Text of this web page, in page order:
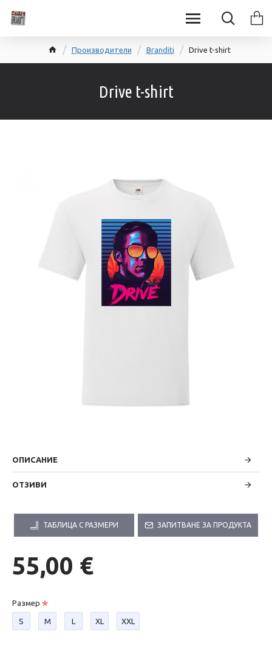
Производители Branditi Drive t-shirt
Drive t-shirt
ОПИСАНИЕ
ОТЗИВИ
ТАБЛИЦА С РАЗМЕРИ ЗАПИТВАНЕ ЗА ПРОДУКТА
55,00 €
Размер
S М L XL XXL